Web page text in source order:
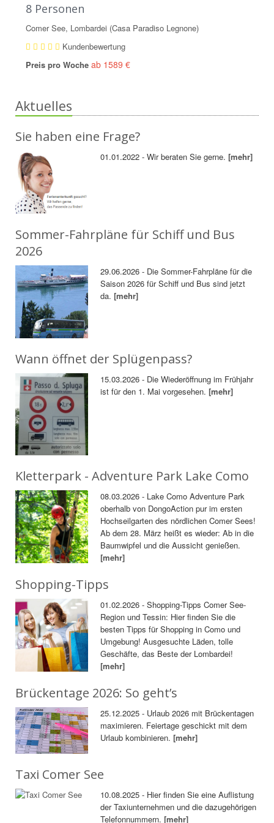
8 Personen
Comer See, Lombardei (Casa Paradiso Legnone)
Kundenbewertung
Preis pro Woche ab 1589 €
Aktuelles
Sie haben eine Frage?
01.01.2022 - Wir beraten Sie gerne.[mehr]
Sommer-Fahrpläne für Schiff und Bus
2026
29.06.2026 - Die Sommer-Fahrpläne für die
Saison 2026 für Schiff und Bus sind jetzt
da.[mehr]
Wann öffnet der Splügenpass?
15.03.2026 - Die Wiederöffnung im Frühjahr
ist für den 1. Mai vorgesehen.[mehr]
Kletterpark - Adventure Park Lake Como
08.03.2026 - Lake Como Adventure Park
oberhalb von DongoAction pur im ersten
Hochseilgarten des nördlichen Comer Sees!
Ab dem 28. März heißt es wieder: Ab in die
Baumwipfel und die Aussicht genießen.
[mehr]
Shopping-Tipps
01.02.2026 - Shopping-Tipps Comer See-
Region und Tessin: Hier finden Sie die
besten Tipps für Shopping in Como und
Umgebung! Ausgesuchte Läden, tolle
Geschäfte, das Beste der Lombardei!
[mehr]
Brückentage 2026: So geht’s
25.12.2025 - Urlaub 2026 mit Brückentagen
maximieren. Feiertage geschickt mit dem
Urlaub kombinieren.[mehr]
Taxi Comer See
10.08.2025 - Hier finden Sie eine Auflistung
der Taxiunternehmen und die dazugehörigen
Telefonnummern.[mehr]